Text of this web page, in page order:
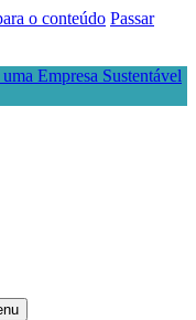
o conteúdo Passar
Empresa Sustentável